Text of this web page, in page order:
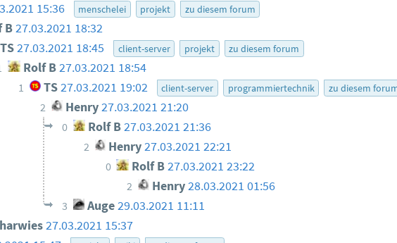
15:36 menschelei projekt zu diesem forum
B27.03.2021 18:32
TS27.03.2021 18:45 client-server projekt zu diesem forum
Rolf B27.03.2021 18:54
1 TS27.03.2021 19:02 client-server programmiertechnik zu diesem
2 Henry27.03.2021 21:20
0 Rolf B27.03.2021 21:36
2 Henry 27.03.2021 22:21
0 Rolf B27.03.2021 23:22
2 Henry28.03.2021 01:56
3 Auge29.03.2021 11:11
27.03.2021 15:37